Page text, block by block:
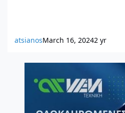
atsianosMarch 16, 20242 yr